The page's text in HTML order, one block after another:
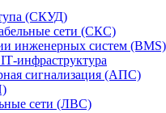
(СКУД)
сети (СКС)
инженерных систем (BMS)
сигнализация (АПС)
сети (ЛВС)